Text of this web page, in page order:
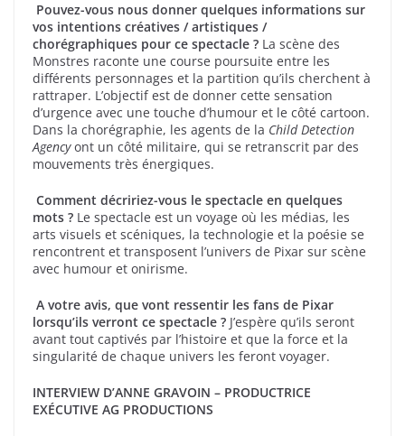
Pouvez-vous nous donner quelques informations sur
vos intentions créatives / artistiques /
chorégraphiques pour ce spectacle ? La scène des
Monstres raconte une course poursuite entre les
différents personnages et la partition qu’ils cherchent à
rattraper. L’objectif est de donner cette sensation
d’urgence avec une touche d’humour et le côté cartoon.
Dans la chorégraphie, les agents de la Child Detection
Agencyont un côté militaire, qui se retranscrit par des
mouvements très énergiques.
Comment décririez-vous le spectacle en quelques
mots ? Le spectacle est un voyage où les médias, les
arts visuels et scéniques, la technologie et la poésie se
rencontrent et transposent l’univers de Pixar sur scène
avec humour et onirisme.
A votre avis, que vont ressentir les fans de Pixar
lorsqu’ils verront ce spectacle ? J’espère qu’ils seront
avant tout captivés par l’histoire et que la force et la
singularité de chaque univers les feront voyager.
INTERVIEW D’ANNE GRAVOIN – PRODUCTRICE
EXÉCUTIVE AG PRODUCTIONS